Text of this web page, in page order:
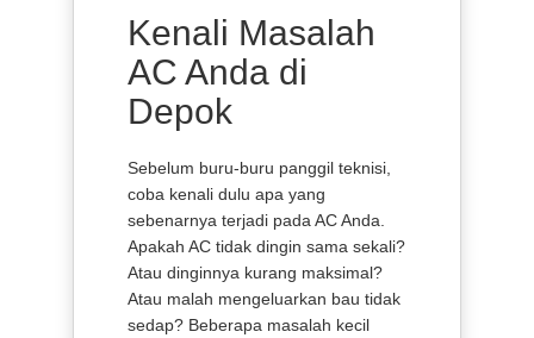
Kenali Masalah
AC Anda di
Depok
Sebelum buru-buru panggil teknisi,
coba kenali dulu apa yang
sebenarnya terjadi pada AC Anda.
Apakah AC tidak dingin sama sekali?
Atau dinginnya kurang maksimal?
Atau malah mengeluarkan bau tidak
sedap? Beberapa masalah kecil